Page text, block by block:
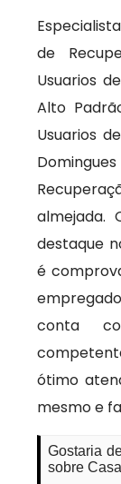
de
Usuarios
Alto
Usuarios
destaque
é
conta
ótimo
mesmo e
Gostaria
sobre